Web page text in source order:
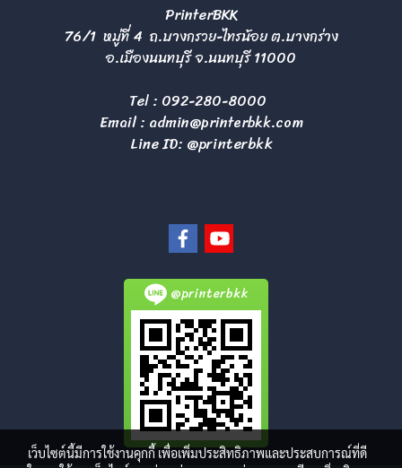
PrinterBKK
76/1 หมู่ที่ 4 ถ.บางกรวย-ไทรน้อย ต.บางกร่าง
อ.เมืองนนทบุรี จ.นนทบุรี 11000
Tel : 092-280-8000
Email : admin@printerbkk.com
Line ID: @printerbkk
@printerbkk
เว็บไซต์นี้มีการใช้งานคุกกี้ เพื่อเพิ่มประสิทธิภาพและประสบการณ์ที่ดี